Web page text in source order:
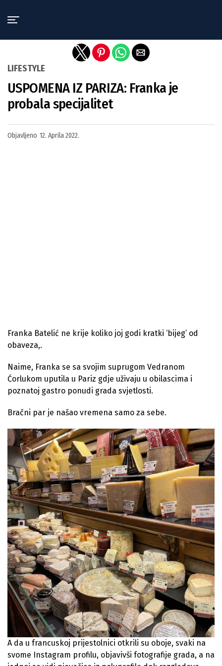
LIFESTYLE
USPOMENA IZ PARIZA: Franka je
probala specijalitet
Objavljeno 12. Aprila 2022.
Franka Batelić ne krije koliko joj godi kratki ‘bijeg’ od
obaveza,.
Naime, Franka se sa svojim suprugom Vedranom
Ćorlukom uputila u Pariz gdje uživaju u obilascima i
poznatoj gastro ponudi grada svjetlosti.
Bračni par je našao vremena samo za sebe.
A da u francuskoj prijestolnici otkrili su oboje, svaki na
svome Instagram profilu, objavivši fotografije grada, a na